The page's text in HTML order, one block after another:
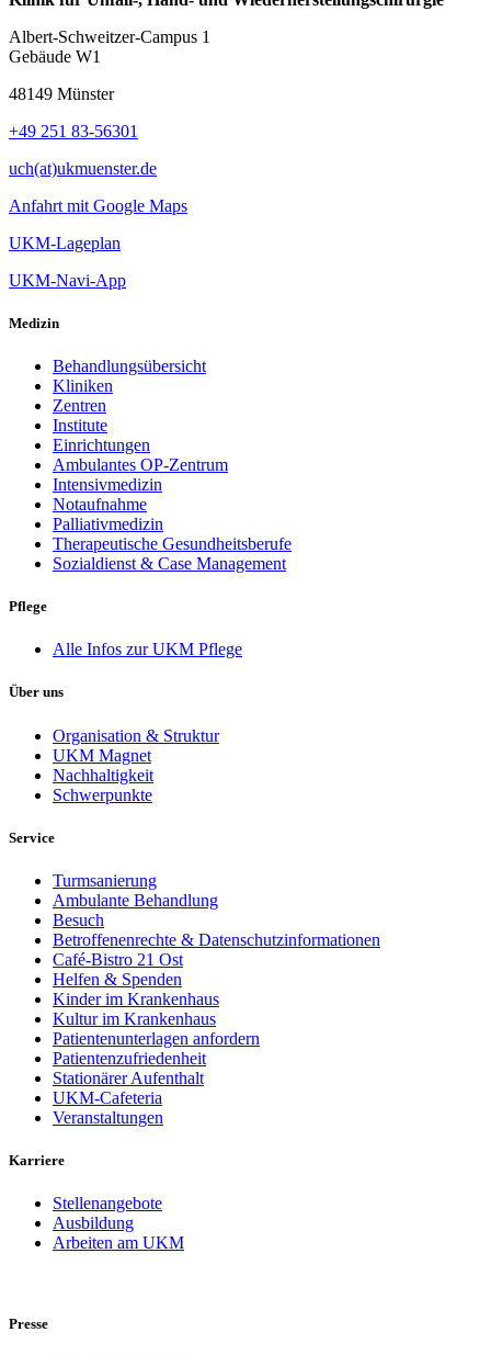
Albert-Schweitzer-Campus 1
Gebäude W1
48149 Münster
+49 251 83-56301
uch(at)ukmuenster.de
Anfahrt mit Google Maps
UKM-Lageplan
UKM-Navi-App
Medizin
Behandlungsübersicht
Kliniken
Zentren
Institute
Einrichtungen
Ambulantes OP-Zentrum
Intensivmedizin
Notaufnahme
Palliativmedizin
Therapeutische Gesundheitsberufe
Sozialdienst & Case Management
Pflege
Alle Infos zur UKM Pflege
Über uns
Organisation & Struktur
UKM Magnet
Nachhaltigkeit
Schwerpunkte
Service
Turmsanierung
Ambulante Behandlung
Besuch
Betroffenenrechte & Datenschutzinformationen
Café-Bistro 21 Ost
Helfen & Spenden
Kinder im Krankenhaus
Kultur im Krankenhaus
Patientenunterlagen anfordern
Patientenzufriedenheit
Stationärer Aufenthalt
UKM-Cafeteria
Veranstaltungen
Karriere
Stellenangebote
Ausbildung
Arbeiten am UKM
Presse